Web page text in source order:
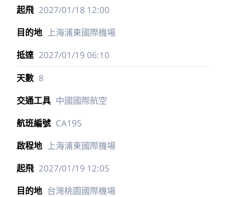
2027/01/18 12:00
上海浦東國際機場
2027/01/19 06:10
8
中國國際航空
CA195
上海浦東國際機場
2027/01/19 12:05
台灣桃園國際機場